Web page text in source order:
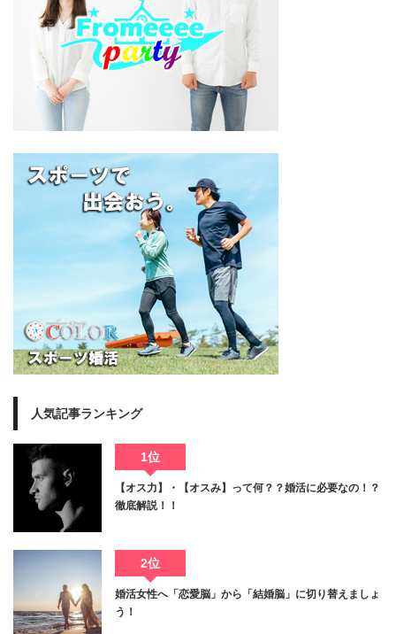
人気記事ランキング
1位
【オス力】・【オスみ】って何？？婚活に必要なの！？
徹底解説！！
2位
婚活女性へ「恋愛脳」から「結婚脳」に切り替えましょ
う！